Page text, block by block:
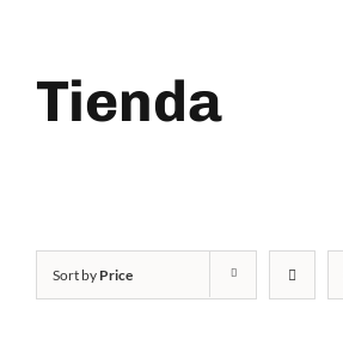
Tienda
Sort by Price